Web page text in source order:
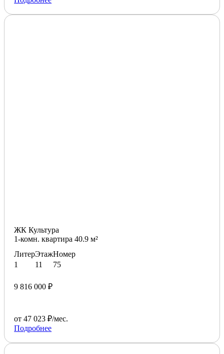
ЖК Культура
1-комн. квартира 40.9 м²
Литер
1
Этаж
11
Номер
75
9 816 000 ₽
от 47 023 ₽/мес.
Подробнее